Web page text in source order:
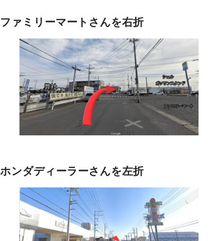
ファミリーマートさんを右折
ホンダディーラーさんを左折